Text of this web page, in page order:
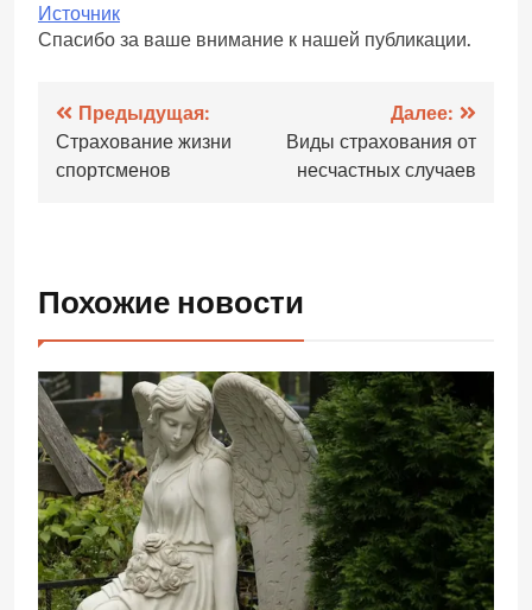
Источник
Спасибо за ваше внимание к нашей публикации.
Навигация
по
Предыдущая:
Страхование жизни
спортсменов
Далее:
Виды страхования от
несчастных случаев
Похожие новости